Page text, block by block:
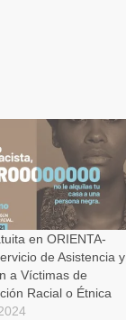
en ORIENTA-
de Asistencia y
a Víctimas de
Racial o Étnica